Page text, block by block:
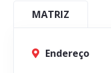
MATRIZ
Endereço